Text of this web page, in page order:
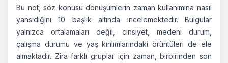
Bu not, söz konusu dönüşümlerin zaman kullanımına nasıl
yansıdığını 10 başlık altında incelemektedir. Bulgular
yalnızca ortalamaları değil, cinsiyet, medeni durum,
çalışma durumu ve yaş kırılımlarındaki örüntüleri de ele
almaktadır. Zira farklı gruplar için zaman, birbirinden son